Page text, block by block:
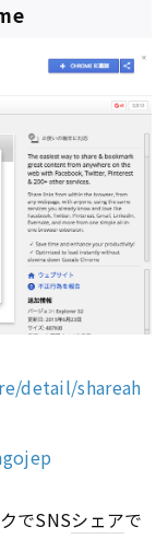
detail/shareah
でSNSシェアで